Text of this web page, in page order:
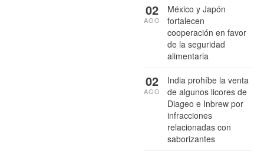
México y Japón
fortalecen
cooperación en favor
de la seguridad
alimentaria
02
AGO
India prohíbe la venta
de algunos licores de
Diageo e Inbrew por
infracciones
relacionadas con
saborizantes
02
AGO